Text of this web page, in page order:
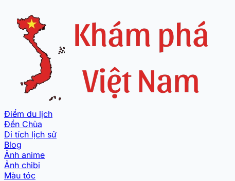
Điểm du lịch
Đền Chùa
Di tích lịch sử
Blog
Ảnh anime
Ảnh chibi
Màu tóc